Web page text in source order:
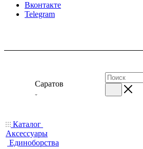
Вконтакте
Telegram
Саратов
Каталог
Аксессуары
Единоборства